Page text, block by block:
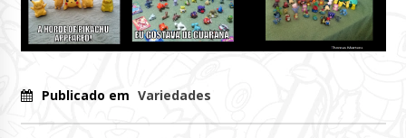
Publicado em Variedades